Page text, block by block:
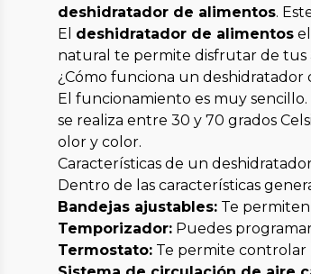
deshidratador de alimentos.
El deshidratador de alimentos
natural te permite disfrutar de tus
¿Cómo funciona un deshidratador
El funcionamiento es muy
se realiza entre 30 y 70 grados
olor y color.
Características de un
Dentro de las características
Bandejas ajustables: Te
Temporizador: Puedes
Termostato: Te permite controlar